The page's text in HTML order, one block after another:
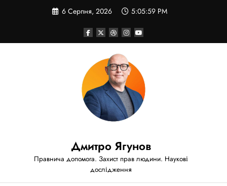
6 Серпня, 2026 5:06:00 PM
Дмитро Ягунов
Правнича допомога. Захист прав людини. Наукові
дослідження